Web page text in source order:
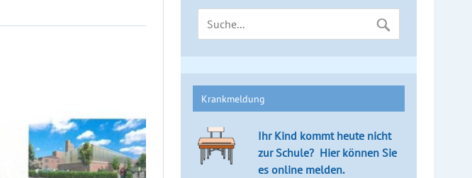
Krankmeldung
Ihr Kind kommt heute nicht
zur Schule? Hier können Sie
es online melden.